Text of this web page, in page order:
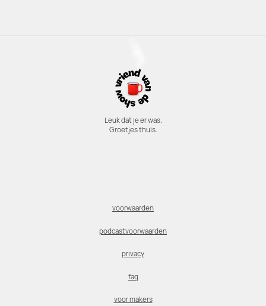
Leuk dat je er was.
Groetjes thuis.
voorwaarden
podcastvoorwaarden
privacy
faq
voor makers